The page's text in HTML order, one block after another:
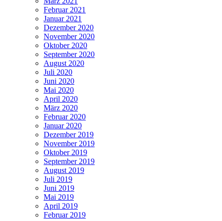
Februar 2021
Januar 2021
Dezember 2020
November 2020
Oktober 2020
September 2020
August 2020
Juli 2020
Juni 2020
Mai 2020
April 2020
März 2020
Februar 2020
Januar 2020
Dezember 2019
November 2019
Oktober 2019
September 2019
August 2019
Juli 2019
Juni 2019
Mai 2019
April 2019
Februar 2019